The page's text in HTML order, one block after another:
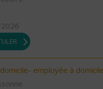
employée à